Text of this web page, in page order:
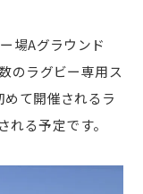
場Aグラウンド
のラグビー専用ス
て開催されるラ
る予定です。